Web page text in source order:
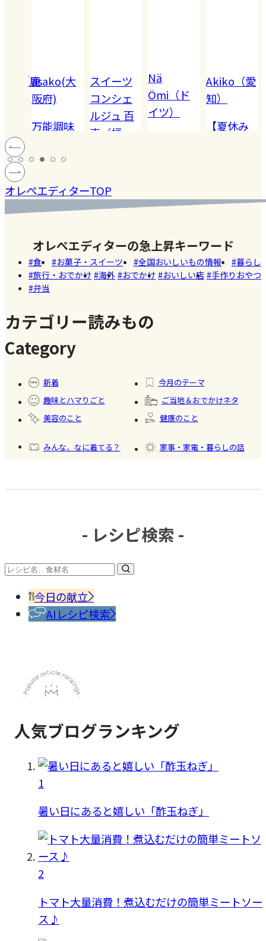
（鹿
!! 愛
積
症
ン
健康
asako(大
阪府)
万能調味
モン】を
みた！
ン
製フ
ード
料・
香辛
料
スイーツ
コンシェ
ルジュ 百
恵（福
知らない
世界でも
た!珍しく
て美味し
いかき氷
のスイー
ツ商品】
しい
店
#かき
Nä
Ömi（ド
イツ）
ッシ
#健康
Akiko（愛
知）
【夏休み
開
オレぺエディターTOP
オレぺエディターの急上昇キーワード
食 お菓子・スイーツ 全国おいしいもの情報
暮らし
旅行・おでかけ 海外 おでかけ おいしい店
手作りおやつ
弁当
カテゴリー読みもの
Category
新着
今月のテーマ
趣味とハマりごと
ご当地＆おでかけネタ
美容のこと
健康のこと
みんな、なに着てる？
家事・家電・暮らしの話
- レシピ検索 -
今日の献立
AIレシピ検索
人気ブログランキング
1
暑い日にあると嬉しい「酢玉ねぎ」
2
トマト大量消費！煮込むだけの簡単ミートソー
ス♪